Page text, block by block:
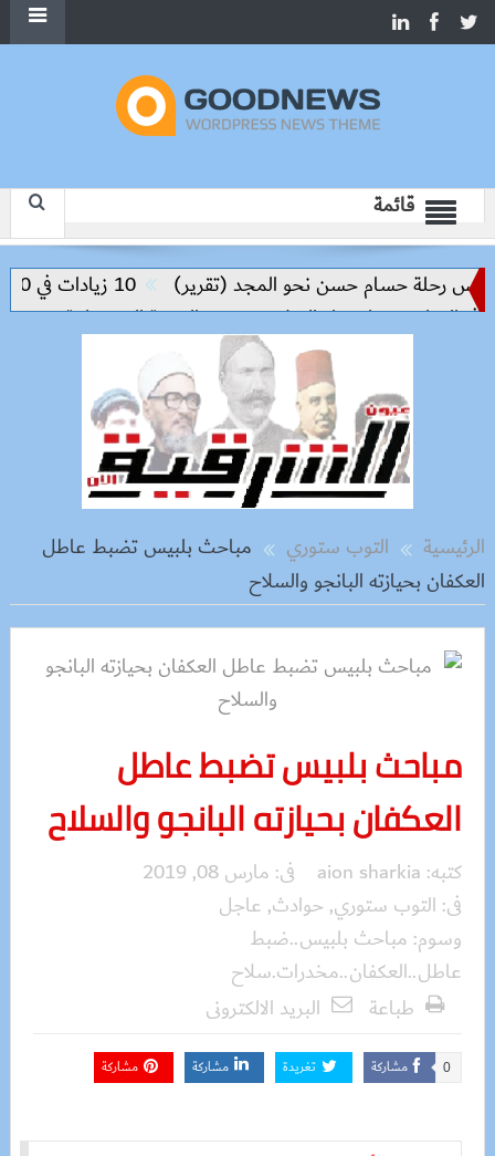
قائمة
رحلة حسام حسن نحو المجد (تقرير)
10 زيادات في 10 سنوات.. هل حان الوقت لرفع دعم البنزين نهائيا؟
مفتاح بناء السلام وتحقيق التنمية المستدامة
الرئيسية التوب ستوري
مباحث بلبيس تضبط عاطل
العكفان بحيازته البانجو والسلاح
مباحث بلبيس تضبط عاطل
العكفان بحيازته البانجو والسلاح
كتبه: aion sharkia فى: مارس 08, 2019
فى: التوب ستوري, حوادث, عاجل
وسوم: مباحث بلبيس..ضبط
عاطل..العكفان..مخدرات.سلاح
طباعة
البريد الالكترونى
مشاركة 0 تغريدة مشاركة مشاركة